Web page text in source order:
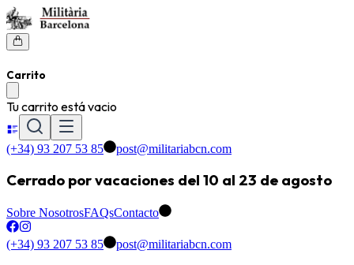
Carrito
Tu carrito está vacio
(+34) 93 207 53 85 post@militariabcn.com
Cerrado por vacaciones del 10 al 23 de agosto
Sobre NosotrosFAQsContacto
(+34) 93 207 53 85 post@militariabcn.com